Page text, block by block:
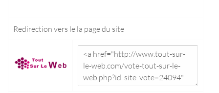
Redirection vers le la page du site